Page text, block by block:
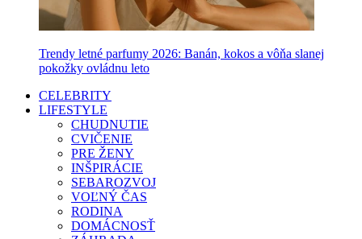
Trendy letné parfumy 2026: Banán, kokos a vôňa slanej
pokožky ovládnu leto
CELEBRITY
LIFESTYLE
CHUDNUTIE
CVIČENIE
PRE ŽENY
INŠPIRÁCIE
SEBAROZVOJ
VOĽNÝ ČAS
RODINA
DOMÁCNOSŤ